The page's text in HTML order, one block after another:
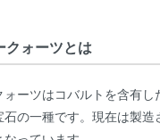
クォーツとは
ーツはコバルトを含有し
の一種です。現在は製造